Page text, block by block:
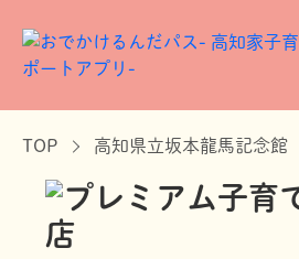
TOP 高知県立坂本龍馬記念館